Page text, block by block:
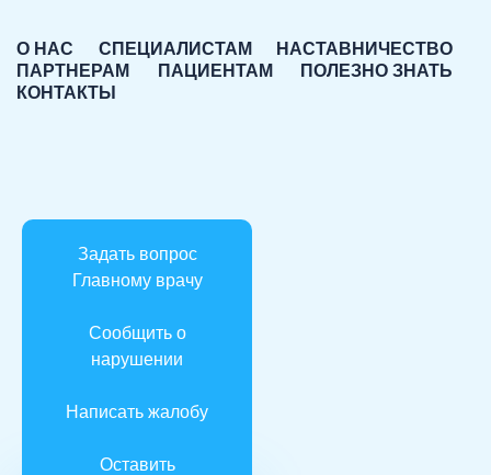
О НАС СПЕЦИАЛИСТАМ
НАСТАВНИЧЕСТВО
ПАРТНЕРАМ
ПАЦИЕНТАМ
ПОЛЕЗНО ЗНАТЬ
КОНТАКТЫ
Задать вопрос
Главному врачу
Сообщить о
нарушении
Написать жалобу
Оставить